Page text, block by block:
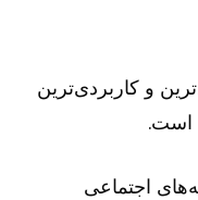
و کاربردی‌ترین
است.
اجتماعی